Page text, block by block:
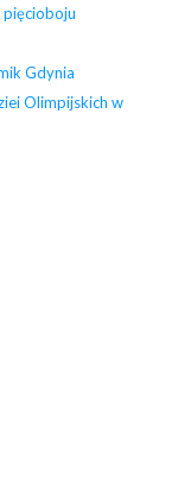
pięcioboju
Gdynia
Olimpijskich w